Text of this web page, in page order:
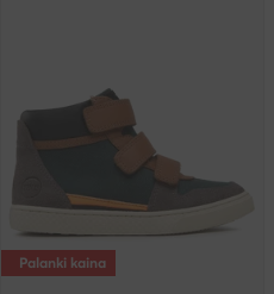
Palanki kaina